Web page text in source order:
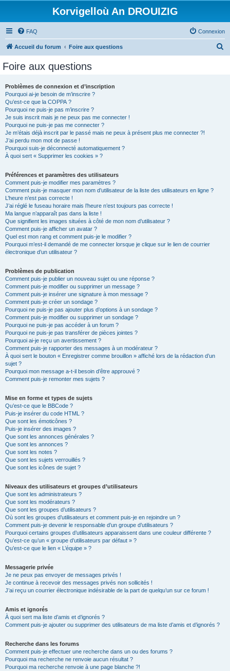
Korvigelloù An DROUIZIG
FAQ Connexion
Accueil du forum Foire aux questions
Foire aux questions
Problèmes de connexion et d’inscription
Pourquoi ai-je besoin de m’inscrire ?
Qu’est-ce que la COPPA ?
Pourquoi ne puis-je pas m’inscrire ?
Je suis inscrit mais je ne peux pas me connecter !
Pourquoi ne puis-je pas me connecter ?
Je m’étais déjà inscrit par le passé mais ne peux à présent plus me connecter ?!
J’ai perdu mon mot de passe !
Pourquoi suis-je déconnecté automatiquement ?
À quoi sert « Supprimer les cookies » ?
Préférences et paramètres des utilisateurs
Comment puis-je modifier mes paramètres ?
Comment puis-je masquer mon nom d’utilisateur de la liste des utilisateurs en ligne ?
L’heure n’est pas correcte !
J’ai réglé le fuseau horaire mais l’heure n’est toujours pas correcte !
Ma langue n’apparaît pas dans la liste !
Que signifient les images situées à côté de mon nom d’utilisateur ?
Comment puis-je afficher un avatar ?
Quel est mon rang et comment puis-je le modifier ?
Pourquoi m’est-il demandé de me connecter lorsque je clique sur le lien de courrier
électronique d’un utilisateur ?
Problèmes de publication
Comment puis-je publier un nouveau sujet ou une réponse ?
Comment puis-je modifier ou supprimer un message ?
Comment puis-je insérer une signature à mon message ?
Comment puis-je créer un sondage ?
Pourquoi ne puis-je pas ajouter plus d’options à un sondage ?
Comment puis-je modifier ou supprimer un sondage ?
Pourquoi ne puis-je pas accéder à un forum ?
Pourquoi ne puis-je pas transférer de pièces jointes ?
Pourquoi ai-je reçu un avertissement ?
Comment puis-je rapporter des messages à un modérateur ?
À quoi sert le bouton « Enregistrer comme brouillon » affiché lors de la rédaction d’un
sujet ?
Pourquoi mon message a-t-il besoin d’être approuvé ?
Comment puis-je remonter mes sujets ?
Mise en forme et types de sujets
Qu’est-ce que le BBCode ?
Puis-je insérer du code HTML ?
Que sont les émoticônes ?
Puis-je insérer des images ?
Que sont les annonces générales ?
Que sont les annonces ?
Que sont les notes ?
Que sont les sujets verrouillés ?
Que sont les icônes de sujet ?
Niveaux des utilisateurs et groupes d’utilisateurs
Que sont les administrateurs ?
Que sont les modérateurs ?
Que sont les groupes d’utilisateurs ?
Où sont les groupes d’utilisateurs et comment puis-je en rejoindre un ?
Comment puis-je devenir le responsable d’un groupe d’utilisateurs ?
Pourquoi certains groupes d’utilisateurs apparaissent dans une couleur différente ?
Qu’est-ce qu’un « groupe d’utilisateurs par défaut » ?
Qu’est-ce que le lien « L’équipe » ?
Messagerie privée
Je ne peux pas envoyer de messages privés !
Je continue à recevoir des messages privés non sollicités !
J’ai reçu un courrier électronique indésirable de la part de quelqu’un sur ce forum !
Amis et ignorés
À quoi sert ma liste d’amis et d’ignorés ?
Comment puis-je ajouter ou supprimer des utilisateurs de ma liste d’amis et d’ignorés ?
Recherche dans les forums
Comment puis-je effectuer une recherche dans un ou des forums ?
Pourquoi ma recherche ne renvoie aucun résultat ?
Pourquoi ma recherche renvoie à une page blanche ?!